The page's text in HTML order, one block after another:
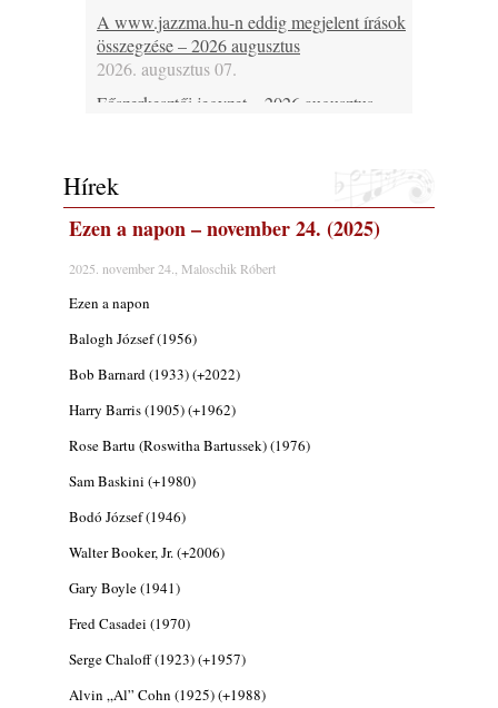
A www.jazzma.hu-n eddig megjelent írások
összegzése – 2026 augusztus
2026. augusztus 07.
Főszerkesztői jegyzet – 2026 augusztus
„Sweet Sphere”
2026. augusztus 07.
Jazz-rock albumok 1984-ből - John Scofield
„Electric Outlet”
Kecskemét, 2026. augusztus 6-9.: 4 nap, 4
színpad, 10 ország zenészei, 40 óra zene és
2026. augusztus 05.
Magyar Jazz ABC – 541. rész: Juhász
Márton
„Out like a Light”
2026. augusztus 05.
Jazz-rock albumok 1982-ből - John Scofield
„Shinola”
2026. augusztus 04.
Kikkel beszéltem 2.0 – 5. rész: D
Hírek
Ezen a napon – november 24. (2025)
2025. november 24., Maloschik Róbert
Ezen a napon
Balogh József (1956)
Bob Barnard (1933) (+2022)
Harry Barris (1905) (+1962)
Rose Bartu (Roswitha Bartussek) (1976)
Sam Baskini (+1980)
Bodó József (1946)
Walter Booker, Jr. (+2006)
Gary Boyle (1941)
Fred Casadei (1970)
Serge Chaloff (1923) (+1957)
Alvin „Al” Cohn (1925) (+1988)